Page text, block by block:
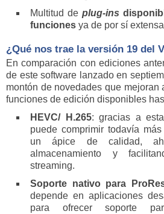
Multitud de plug-ins
funciones ya de por sí
¿Qué nos trae la versión 19 del
En comparación con ediciones
de este software lanzado en
montón de novedades que mejoran
funciones de edición disponibles
HEVC/ H.265: gracias a
puede comprimir todavía
un ápice de calidad,
almacenamiento y
streaming.
Soporte nativo para
depende en aplicaciones
para ofrecer soporte